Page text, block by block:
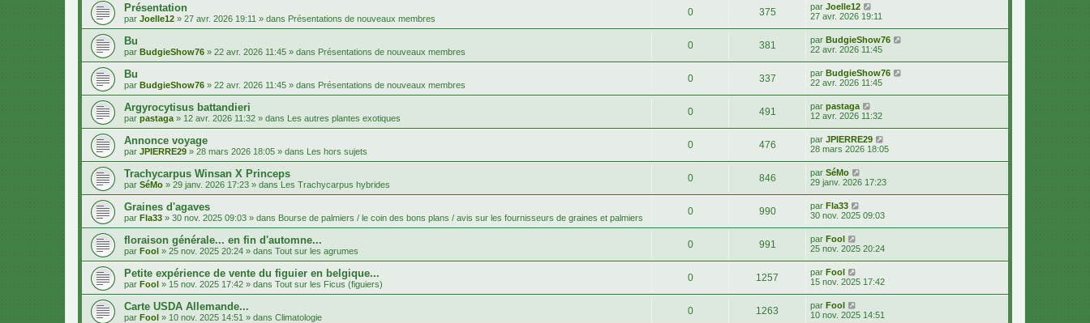
Présentation
par Joelle12 » 27 avr. 2026 19:11 » dans Présentations de nouveaux membres
0 375 par Joelle12
27 avr. 2026 19:11
Bu
par BudgieShow76 » 22 avr. 2026 11:45 » dans Présentations de nouveaux membres
0 381 par BudgieShow76
22 avr. 2026 11:45
Bu
par BudgieShow76 » 22 avr. 2026 11:45 » dans Présentations de nouveaux membres
0 337 par BudgieShow76
22 avr. 2026 11:45
Argyrocytisus battandieri
par pastaga » 12 avr. 2026 11:32 » dans Les autres plantes exotiques
0 491 par pastaga
12 avr. 2026 11:32
Annonce voyage
par JPIERRE29 » 28 mars 2026 18:05 » dans Les hors sujets
0 476 par JPIERRE29
28 mars 2026 18:05
Trachycarpus Winsan X Princeps
par SéMo » 29 janv. 2026 17:23 » dans Les Trachycarpus hybrides
0 846 par SéMo
29 janv. 2026 17:23
Graines d'agaves
par Fla33 » 30 nov. 2025 09:03 » dans Bourse de palmiers / le coin des bons plans / avis sur les fournisseurs de graines et palmiers
0 990 par Fla33
30 nov. 2025 09:03
floraison générale... en fin d'automne...
par Fool » 25 nov. 2025 20:24 » dans Tout sur les agrumes
0 991 par Fool
25 nov. 2025 20:24
Petite expérience de vente du figuier en belgique...
par Fool » 15 nov. 2025 17:42 » dans Tout sur les Ficus (figuiers)
0 1257 par Fool
15 nov. 2025 17:42
Carte USDA Allemande...
par Fool » 10 nov. 2025 14:51 » dans Climatologie
0 1263 par Fool
10 nov. 2025 14:51